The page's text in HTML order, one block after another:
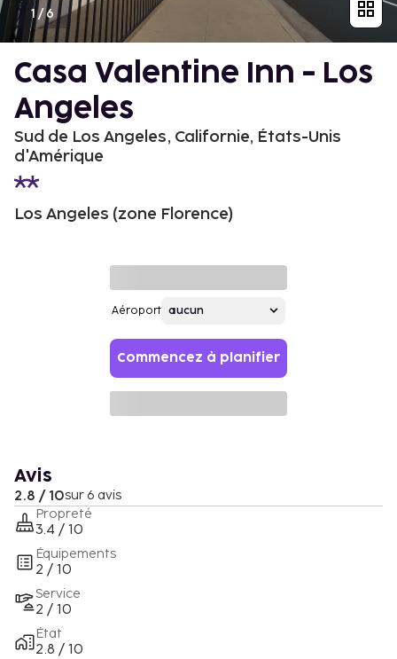
1/6
Casa Valentine Inn - Los
Angeles
Sud de Los Angeles, Californie, États-Unis
d'Amérique
Los Angeles (zone Florence)
Aéroport
Commencez à planifier
Avis
2.8 / 10sur 6 avis
Propreté
3.4 / 10
Équipements
2 / 10
Service
2 / 10
État
2.8 / 10